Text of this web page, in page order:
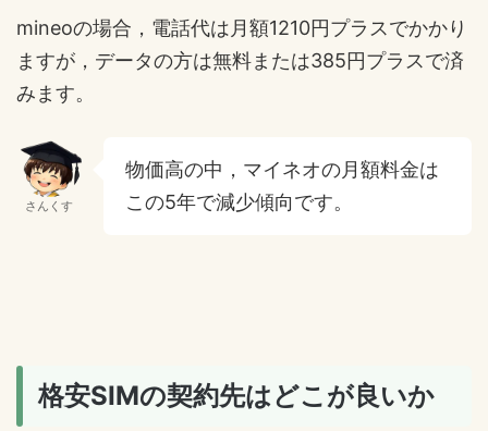
mineoの場合，電話代は月額1210円プラスでかかり
ますが，データの方は無料または385円プラスで済
みます。
さんくす
物価高の中，マイネオの月額料金は
この5年で減少傾向です。
格安SIMの契約先はどこが良いか